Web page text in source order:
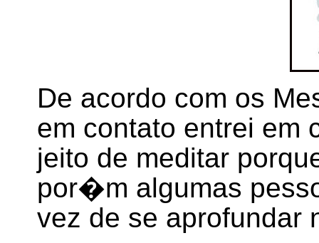
De acordo com os
em contato entrei
jeito de meditar
por�m algumas
vez de se aprofundar